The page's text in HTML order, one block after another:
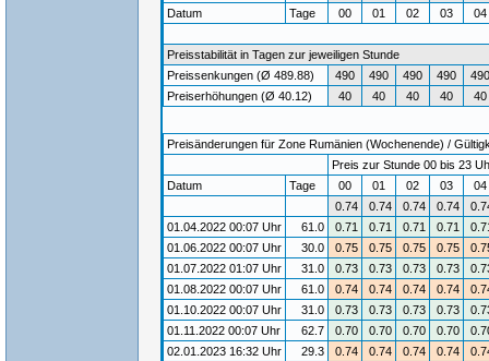
Datum
Tage 00 01 02 03 04
Preisstabilität in Tagen zur jeweiligen Stunde
Preissenkungen (Ø 489.88)
490 490 490 490
490
Preiserhöhungen (Ø 40.12)
40 40 40 40 40
Preisänderungen für Zone Rumänien (Wochenende) /
Preis zur Stunde 00 bis 23
Datum
Tage 00 01 02 03
0.74
0.74 0.74 0.74
01.04.2022 00:07 Uhr
61.0 0.71 0.71 0.71 0.71
01.06.2022 00:07 Uhr
30.0 0.75 0.75 0.75 0.75
01.07.2022 01:07 Uhr
31.0 0.73 0.73 0.73 0.73
01.08.2022 00:07 Uhr
61.0 0.74 0.74 0.74 0.74
01.10.2022 00:07 Uhr
31.0 0.73 0.73 0.73 0.73
01.11.2022 00:07 Uhr
62.7 0.70 0.70 0.70 0.70
02.01.2023 16:32 Uhr
29.3 0.74 0.74 0.74 0.74